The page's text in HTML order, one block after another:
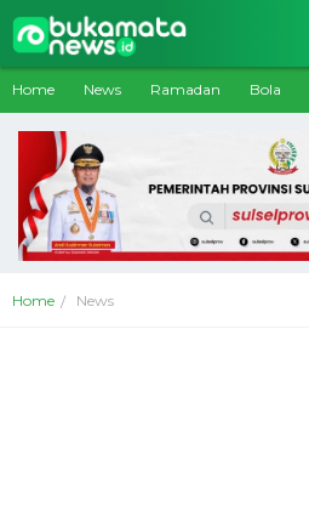
Home News Ramadan Bola
Home News